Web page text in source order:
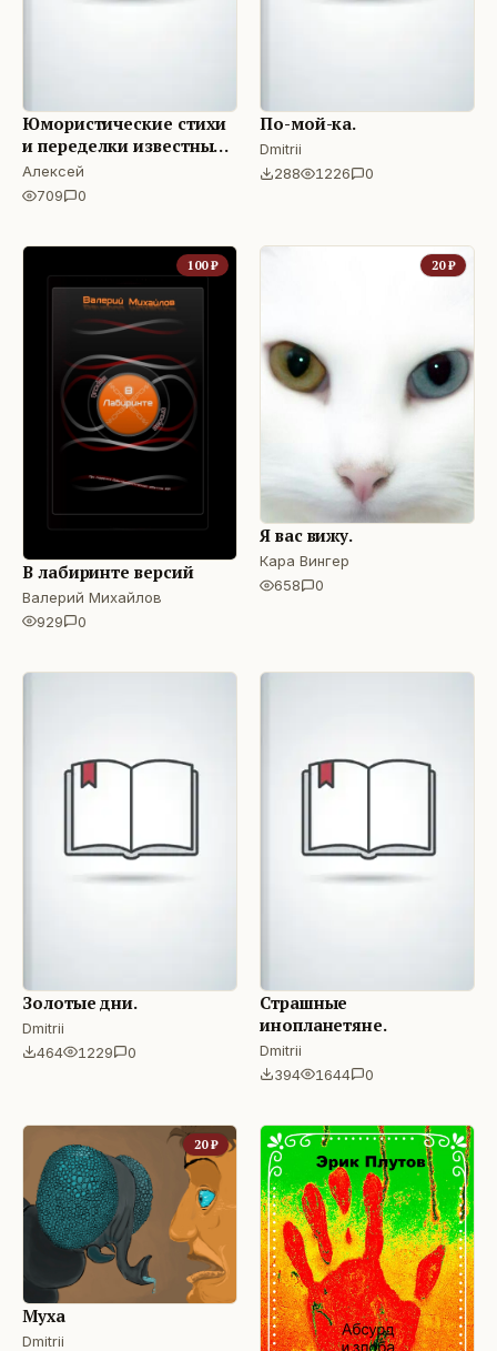
Юмористические стихи
и переделки известных
сказок
Алексей
709
0
По-мой-ка.
Dmitrii
288
1226 0
100₽
В лабиринте версий
Валерий Михайлов
929
0
20₽
Я вас вижу.
Кара Вингер
658
0
Золотые дни.
Dmitrii
464
1229 0
Страшные
инопланетяне.
Dmitrii
394
1644 0
20₽
Муха
Dmitrii